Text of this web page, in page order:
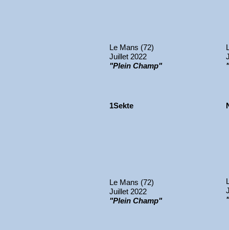
Le Mans (72)
Juillet 2022
"Plein Champ"
1Sekte
Le Mans (72)
Juillet 2022
"Plein Champ"